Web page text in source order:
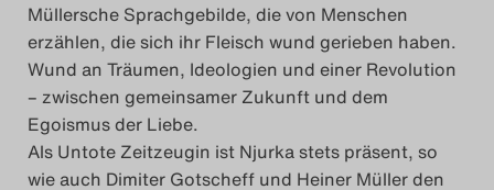
Müllersche Sprachgebilde, die von Menschen
erzählen, die sich ihr Fleisch wund gerieben haben.
Wund an Träumen, Ideologien und einer Revolution
– zwischen gemeinsamer Zukunft und dem
Egoismus der Liebe.
Als Untote Zeitzeugin ist Njurka stets präsent, so
wie auch Dimiter Gotscheff und Heiner Müller den